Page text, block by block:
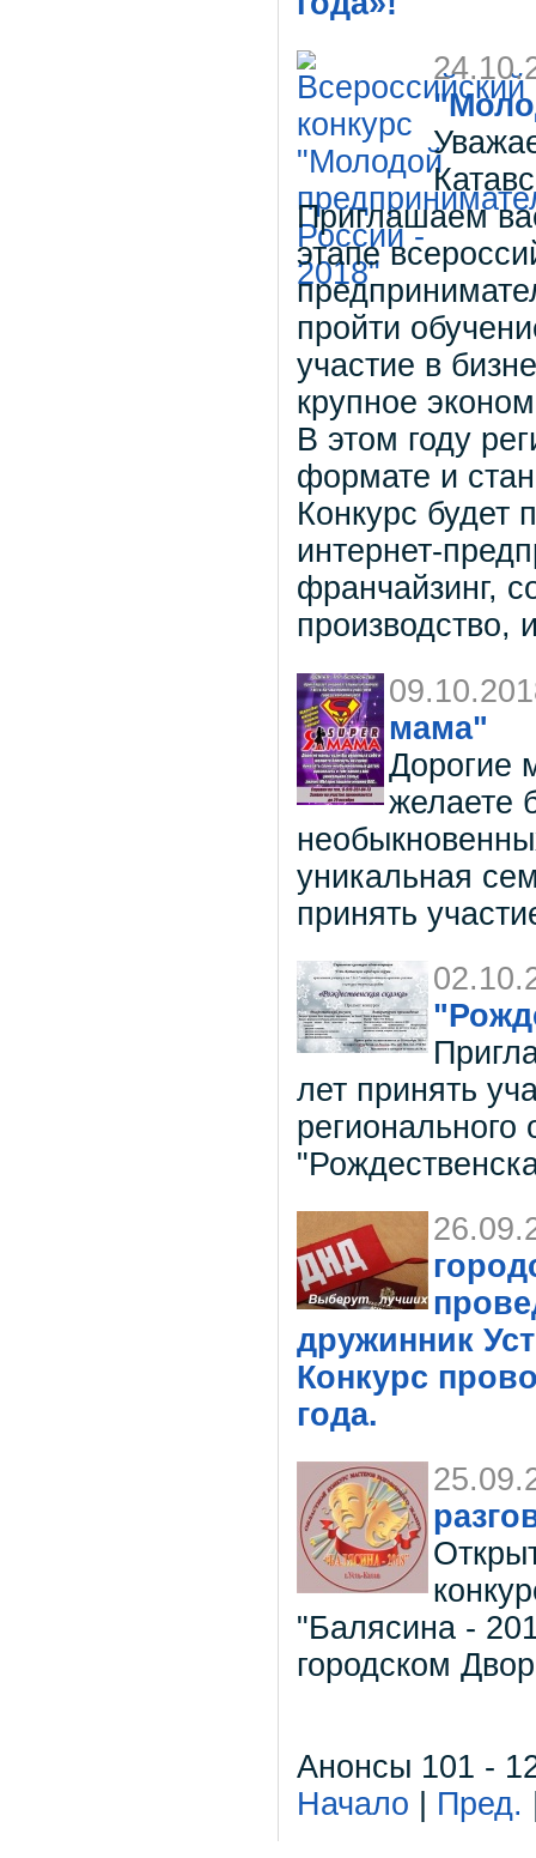
Приглашаем
этапе
пройти
участие в
крупное
В этом году
формате и
Конкурс будет
интернет-
франчайзинг,
производство,
мама"
Дорогие
желаете
уникальная
принять
лет принять
регионального
дружинник
Конкурс
года.
"Балясина -
городском
Анонсы 101 -
Начало
Пред.